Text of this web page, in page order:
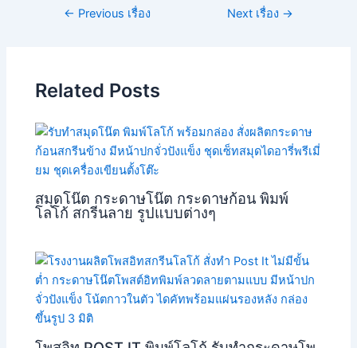
← Previous เรื่อง Next เรื่อง →
Related Posts
สมุดโน๊ต กระดาษโน๊ต กระดาษก้อน พิมพ์
โลโก้ สกรีนลาย รูปแบบต่างๆ